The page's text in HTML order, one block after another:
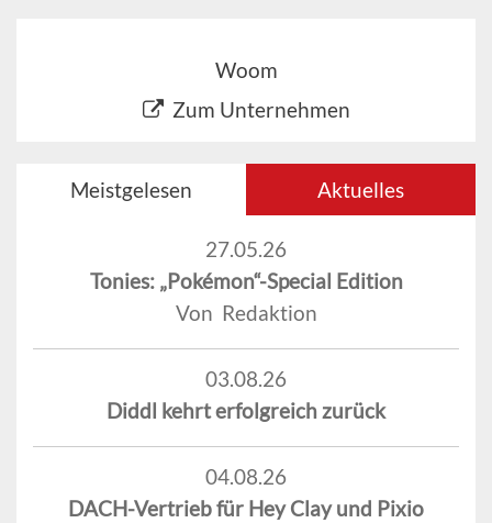
Woom
Zum Unternehmen
Meistgelesen Aktuelles
27.05.26
Tonies: „Pokémon“-Special Edition
Von Redaktion
03.08.26
Diddl kehrt erfolgreich zurück
04.08.26
DACH-Vertrieb für Hey Clay und Pixio